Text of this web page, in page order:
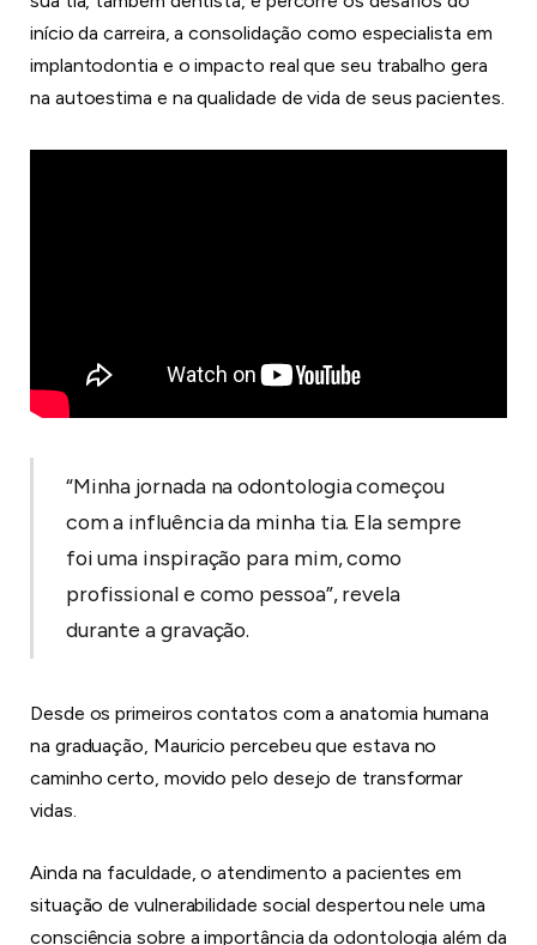
início da carreira, a consolidação como especialista em
implantodontia e o impacto real que seu trabalho gera
na autoestima e na qualidade de vida de seus pacientes.
“Minha jornada na odontologia começou
com a influência da minha tia. Ela sempre
foi uma inspiração para mim, como
profissional e como pessoa”, revela
durante a gravação.
Desde os primeiros contatos com a anatomia humana
na graduação, Mauricio percebeu que estava no
caminho certo, movido pelo desejo de transformar
vidas.
Ainda na faculdade, o atendimento a pacientes em
situação de vulnerabilidade social despertou nele uma
consciência sobre a importância da odontologia além da